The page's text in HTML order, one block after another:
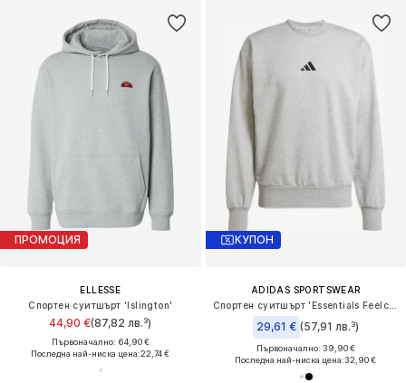
ПРОМОЦИЯ
ELLESSE
Спортен суитшърт 'Islington'
44,90 €(87,82 лв.³)
Първоначално: 64,90 €
Последна най-ниска цена:22,74 €
КУПОН
ADIDAS SPORTSWEAR
29,61 € (57,91 лв.³)
Първоначално: 39,90 €
Последна най-ниска цена:32,90 €